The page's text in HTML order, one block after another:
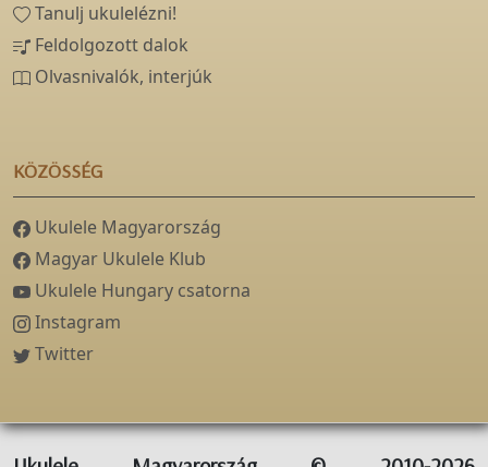
Tanulj ukulelézni!
Feldolgozott dalok
Olvasnivalók, interjúk
KÖZÖSSÉG
Ukulele Magyarország
Magyar Ukulele Klub
Ukulele Hungary csatorna
Instagram
Twitter